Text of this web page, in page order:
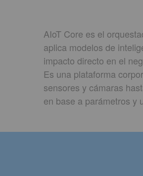
AIoT Core es el
aplica modelos de
impacto directo en el
Es una plataforma
sensores y cámaras
en base a parámetros y